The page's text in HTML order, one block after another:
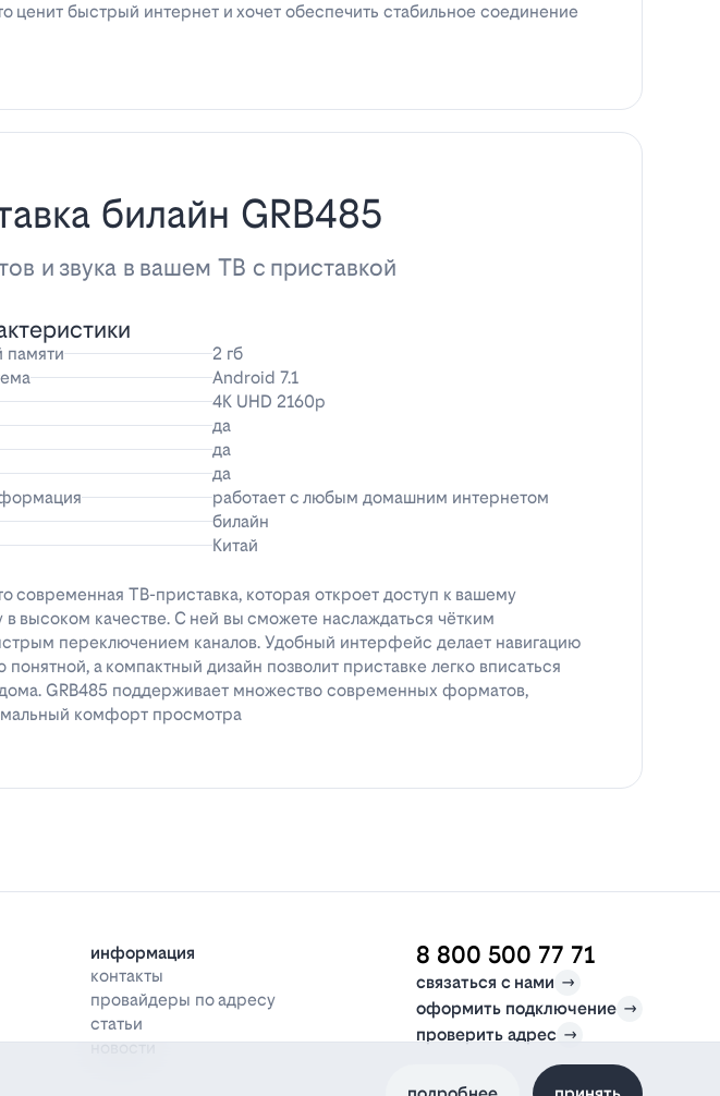
ценит быстрый интернет и хочет обеспечить стабильное соединение
билайн GRB485
и звука в вашем ТВ с приставкой
памяти
2 гб
Android 7.1
4K UHD 2160p
да
да
да
работает с любым домашним интернетом
билайн
Китай
современная ТВ-приставка, которая откроет доступ к вашему
высоком качестве. С ней вы сможете наслаждаться чётким
переключением каналов. Удобный интерфейс делает навигацию
а компактный дизайн позволит приставке легко вписаться
GRB485 поддерживает множество современных форматов,
комфорт просмотра
информация
контакты
провайдеры по адресу
статьи
новости
8 800 500 77 71
связаться с нами
оформить подключение
проверить адрес